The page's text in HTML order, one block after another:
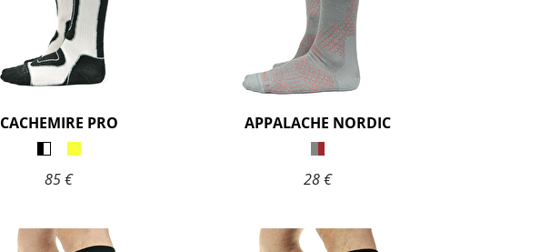
CACHEMIRE PRO
85 €
APPALACHE NORDIC
28 €